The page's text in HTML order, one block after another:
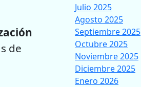
de
Julio 2025
Agosto 2025
Septiembre 2025
Octubre 2025
Noviembre 2025
Diciembre 2025
Enero 2026